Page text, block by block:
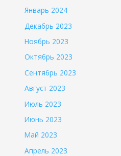
Январь 2024
Декабрь 2023
Ноябрь 2023
Октябрь 2023
Сентябрь 2023
Август 2023
Июль 2023
Июнь 2023
Май 2023
Апрель 2023